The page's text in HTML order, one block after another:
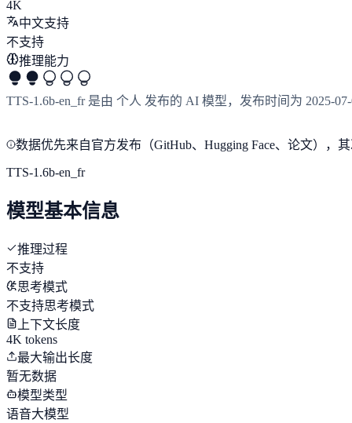
4K
中文支持
不支持
推理能力
TTS-1.6b-en_fr 是由 个人 发布的 AI 模型，发布时间为 2025-
数据优先来自官方发布（GitHub、Hugging Face、论文），
TTS-1.6b-en_fr
模型基本信息
推理过程
不支持
思考模式
不支持思考模式
上下文长度
4K tokens
最大输出长度
暂无数据
模型类型
语音大模型